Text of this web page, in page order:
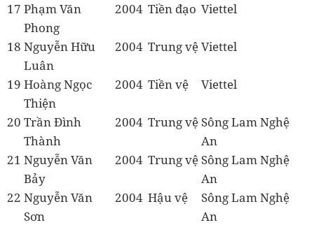
17 Phạm Văn
Phong
2004 Tiền đạo Viettel
18 Nguyễn Hữu
Luân
2004 Trung vệViettel
19 Hoàng Ngọc
Thiện
2004 Tiền vệ Viettel
20 Trần Đình
Thành
2004 Trung vệSông Lam Nghệ
An
21 Nguyễn Văn
Bảy
2004 Trung vệSông Lam Nghệ
An
22 Nguyễn Văn
Sơn
2004 Hậu vệ
Sông Lam Nghệ
An